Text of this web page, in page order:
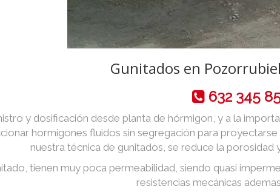
Gunitados en
632 345
y dosificación desde planta de hórmigon, y a la
hormigones fluidos sin segregación para
nuestra técnica de gunitados, se reduce la
tienen muy poca permeabilidad, siendo quasi
resistencias mecánicas